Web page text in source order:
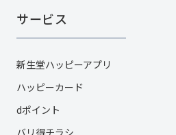
サービス
新生堂ハッピーアプリ
ハッピーカード​
dポイント